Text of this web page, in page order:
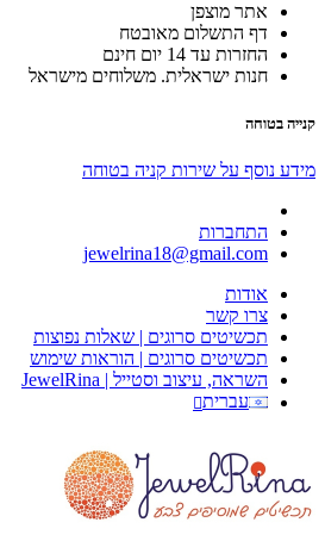
אתר מוצפן
דף התשלום מאובטח
החזרות עד 14 יום חינם
חנות ישראלית. משלוחים מישראל
קנייה בטוחה
מידע נוסף על שירות קניה בטוחה
התחברות
jewelrina18@gmail.com
אודות
צרו קשר
תכשיטים סרוגים | שאלות נפוצות
תכשיטים סרוגים | הוראות שימוש
השראה, עיצוב וסטייל | JewelRina
עברית